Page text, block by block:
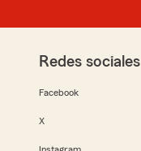
Redes sociales
Facebook
X